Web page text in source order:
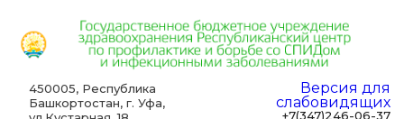
450005, Республика
Башкортостан, г. Уфа,
Версия для
слабовидящих
+7(347)246-06-37